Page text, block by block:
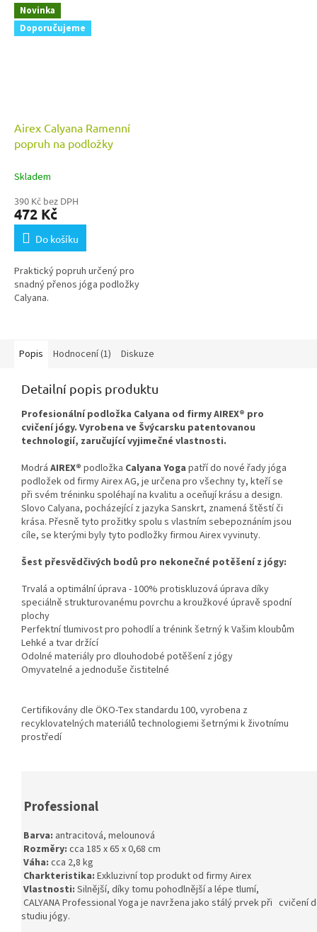
Novinka
Doporučujeme
Airex Calyana Ramenní
popruh na podložky
Skladem
390 Kč bez DPH
472 Kč
Do košíku
Praktický popruh určený pro
snadný přenos jóga podložky
Calyana.
Popis Hodnocení (1) Diskuze
Detailní popis produktu
Profesionální podložka Calyana od firmy AIREX® pro
cvičení jógy. Vyrobena ve Švýcarsku patentovanou
technologií, zaručující vyjimečné vlastnosti.
Modrá AIREX® podložka Calyana Yoga patří do nové řady jóga
podložek od firmy Airex AG, je určena pro všechny ty, kteří se
při svém tréninku spoléhají na kvalitu a oceňují krásu a design.
Slovo Calyana, pocházející z jazyka Sanskrt, znamená štěstí či
krása. Přesně tyto prožitky spolu s vlastním sebepoznáním jsou
cíle, se kterými byly tyto podložky firmou Airex vyvinuty.
Šest přesvědčivých bodů pro nekonečné potěšení z jógy:
Trvalá a optimální úprava - 100% protiskluzová úprava díky
speciálně strukturovanému povrchu a kroužkové úpravě spodní
plochy
Perfektní tlumivost pro pohodlí a trénink šetrný k Vašim kloubům
Lehké a tvar držící
Odolné materiály pro dlouhodobé potěšení z jógy
Omyvatelné a jednoduše čistitelné
Certifikovány dle ÖKO-Tex standardu 100, vyrobena z
recyklovatelných materiálů technologiemi šetrnými k životnímu
prostředí
Professional
Barva: antracitová, melounová
Rozměry: cca 185 x 65 x 0,68 cm
Váha: cca 2,8 kg
Charkteristika: Exkluzivní top produkt od firmy Airex
Vlastnosti: Silnější, díky tomu pohodlnější a lépe tlumí,
CALYANA Professional Yoga je navržena jako stálý prvek při cvičení
studiu jógy.